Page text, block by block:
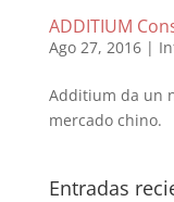
ADDITIUM
Ago 27, 2016|
Additium da un
mercado chino.
Entradas